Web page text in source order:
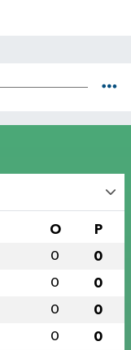
O P
0 0
0 0
0 0
0 0